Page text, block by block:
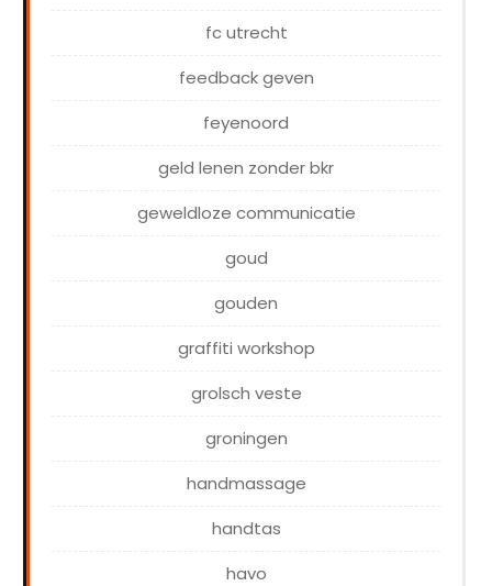
fc utrecht
feedback geven
feyenoord
geld lenen zonder bkr
geweldloze communicatie
goud
gouden
graffiti workshop
grolsch veste
groningen
handmassage
handtas
havo